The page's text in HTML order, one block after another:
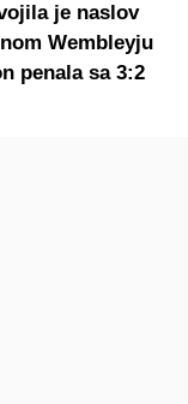
je naslov
Wembleyju
penala sa 3:2